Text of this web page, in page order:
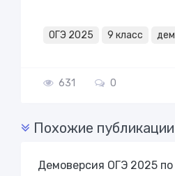
ОГЭ 2025 9 класс
631 0
Похожие публикации
Демоверсия ОГЭ 2025